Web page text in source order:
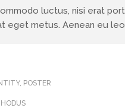
luctus, nisi erat
eget metus. Aenean eu
POSTER